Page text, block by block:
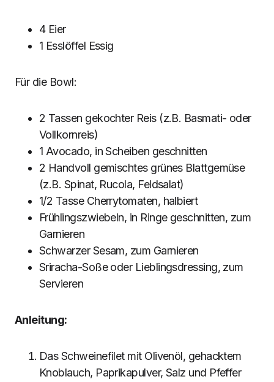
4 Eier
1 Esslöffel Essig
Für die Bowl:
2 Tassen gekochter Reis (z.B. Basmati- oder
Vollkornreis)
1 Avocado, in Scheiben geschnitten
2 Handvoll gemischtes grünes Blattgemüse
(z.B. Spinat, Rucola, Feldsalat)
1/2 Tasse Cherrytomaten, halbiert
Frühlingszwiebeln, in Ringe geschnitten, zum
Garnieren
Schwarzer Sesam, zum Garnieren
Sriracha-Soße oder Lieblingsdressing, zum
Servieren
Anleitung:
Das Schweinefilet mit Olivenöl, gehacktem
Knoblauch, Paprikapulver, Salz und Pfeffer